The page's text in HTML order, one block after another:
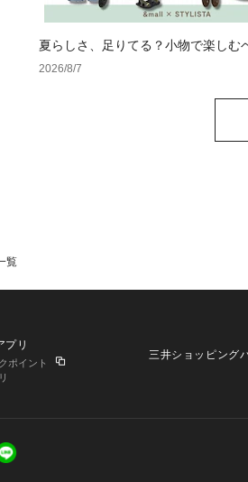
夏らしさ、足りてる？小物で楽しむ
ーデ4選
2026/8/7
覧
プリ
ポイント
三井ショッピング